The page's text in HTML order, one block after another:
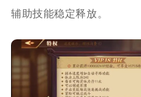
辅助技能稳定释放。